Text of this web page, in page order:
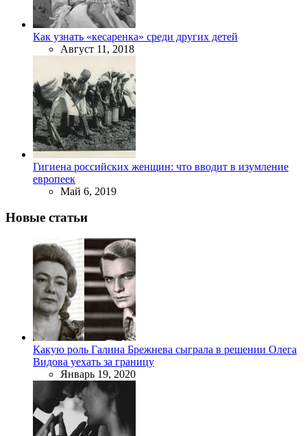
Как узнать «кесаренка» среди других детей
Август 11, 2018
Гигиена российских женщин: что вводит в изумление
европеек
Май 6, 2019
Новые статьи
Какую роль Галина Брежнева сыграла в решении Олега
Видова уехать за границу
Январь 19, 2020